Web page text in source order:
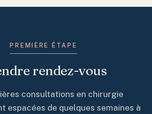
PREMIÈRE ÉTAPE
rendez-vous
consultations en chirurgie
espacées de quelques semaines à